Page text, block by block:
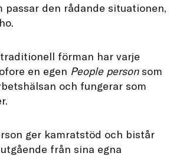
passar den rådande situationen,
förman har varje
en egen People personsom
och fungerar som
ger kamratstöd och bistår
från sina egna